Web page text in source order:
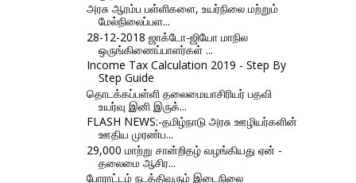
அரசு ஆரம்ப பள்ளிகளை, உயர்நிலை மற்றும்
மேல்நிலைப்பள...
28-12-2018 ஜாக்டோ-ஜியோ மாநில
ஒருங்கிணைப்பாளர்கள் ...
Income Tax Calculation 2019 - Step By
Step Guide
தொடக்கப்பள்ளி தலைமையாசிரியர் பதவி
உயர்வு இனி இருக்...
FLASH NEWS:-தமிழ்நாடு அரசு ஊழியர்களின்
ஊதிய முரண்ப...
29,000 மாற்று சான்றிதழ் வழங்கியது ஏன் -
தலைமை ஆசிர...
போராட்டம் நடத்திவரும் இடைநிலை